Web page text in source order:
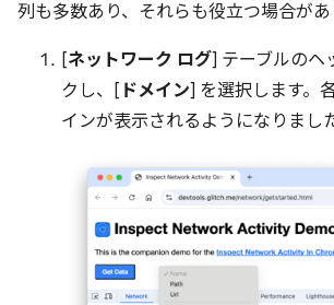
列も多数あり、それらも役立つ場合があ
[ネットワーク ログ] テーブルのヘ
クし、[ ドメイン] を選択します。
インが表示されるようになりまし